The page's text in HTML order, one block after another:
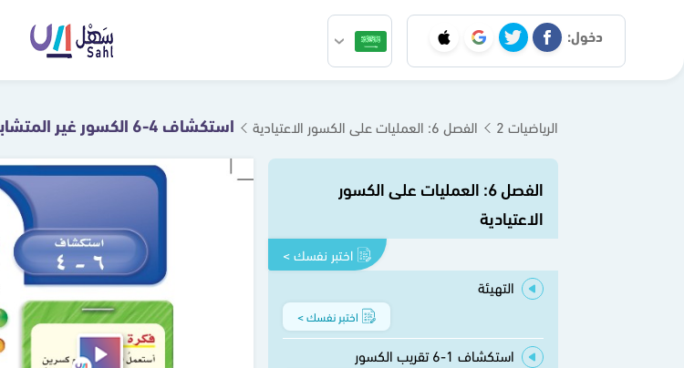
دخول:
الرياضيات 2 الفصل 6: العمليات على الكسور الاعتيادية استكشاف 4-6 الكسور غير المتشابهة
الفصل 6: العمليات على الكسور
الاعتيادية
اختبر نفسك >
التهيئة
اختبر نفسك >
استكشاف 1-6 تقريب الكسور